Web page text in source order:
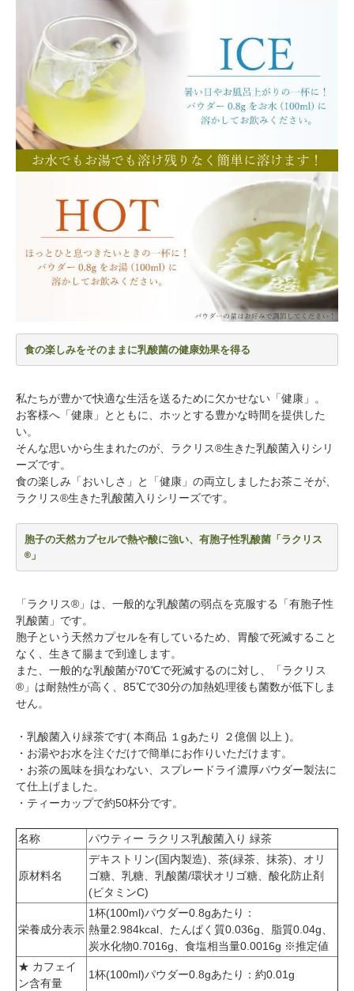
食の楽しみをそのままに乳酸菌の健康効果を得る
私たちが豊かで快適な生活を送るために欠かせない「健康」。
お客様へ「健康」とともに、ホッとする豊かな時間を提供した
い。
そんな思いから生まれたのが、ラクリス®生きた乳酸菌入りシリ
ーズです。
食の楽しみ「おいしさ」と「健康」の両立しましたお茶こそが、
ラクリス®生きた乳酸菌入りシリーズです。
胞子の天然カプセルで熱や酸に強い、有胞子性乳酸菌「ラクリス
®」
「ラクリス®」は、一般的な乳酸菌の弱点を克服する「有胞子性
乳酸菌」です。
胞子という天然カプセルを有しているため、胃酸で死滅すること
なく、生きて腸まで到達します。
また、一般的な乳酸菌が70℃で死滅するのに対し、「ラクリス
®」は耐熱性が高く、85℃で30分の加熱処理後も菌数が低下しま
せん。
・乳酸菌入り緑茶です( 本商品 １gあたり ２億個 以上 )。
・お湯やお水を注ぐだけで簡単にお作りいただけます。
・お茶の風味を損なわない、スプレードライ濃厚パウダー製法に
て仕上げました。
・ティーカップで約50杯分です。
名称 パウティー ラクリス乳酸菌入り 緑茶
原材料名
デキストリン(国内製造)、茶(緑茶、抹茶)、オリ
ゴ糖、乳糖、乳酸菌/環状オリゴ糖、酸化防止剤
(ビタミンC)
栄養成分表示
1杯(100ml)パウダー0.8gあたり：
熱量2.984kcal、たんぱく質0.036g、脂質0.04g、
炭水化物0.7016g、食塩相当量0.0016g ※推定値
★ カフェイ
ン含有量
1杯(100ml)パウダー0.8gあたり：約0.01g